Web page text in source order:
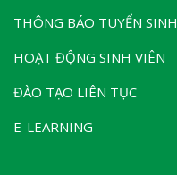
THÔNG BÁO TUYỂN SINH
HOẠT ĐỘNG SINH VIÊN
ĐÀO TẠO LIÊN TỤC
E-LEARNING